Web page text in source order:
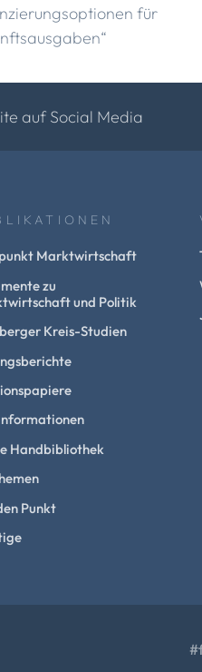
für
auf Social Media
Marktwirtschaft
zu
und Politik
Kreis-Studien
Handbibliothek
Punkt